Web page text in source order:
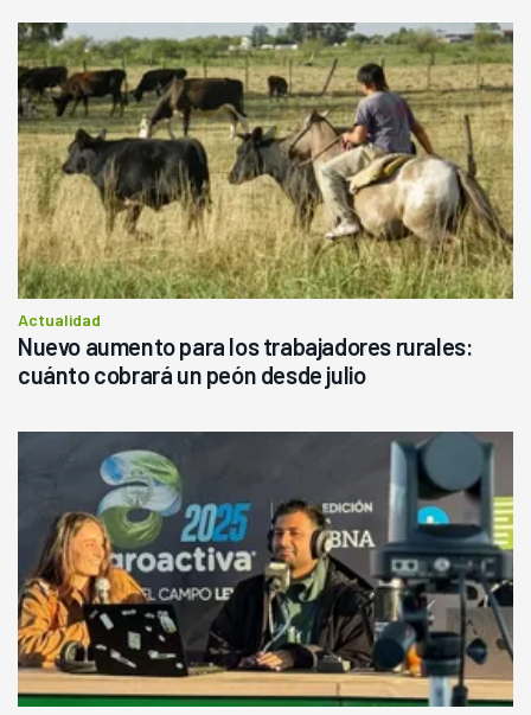
Actualidad
Nuevo aumento para los trabajadores rurales:
cuánto cobrará un peón desde julio